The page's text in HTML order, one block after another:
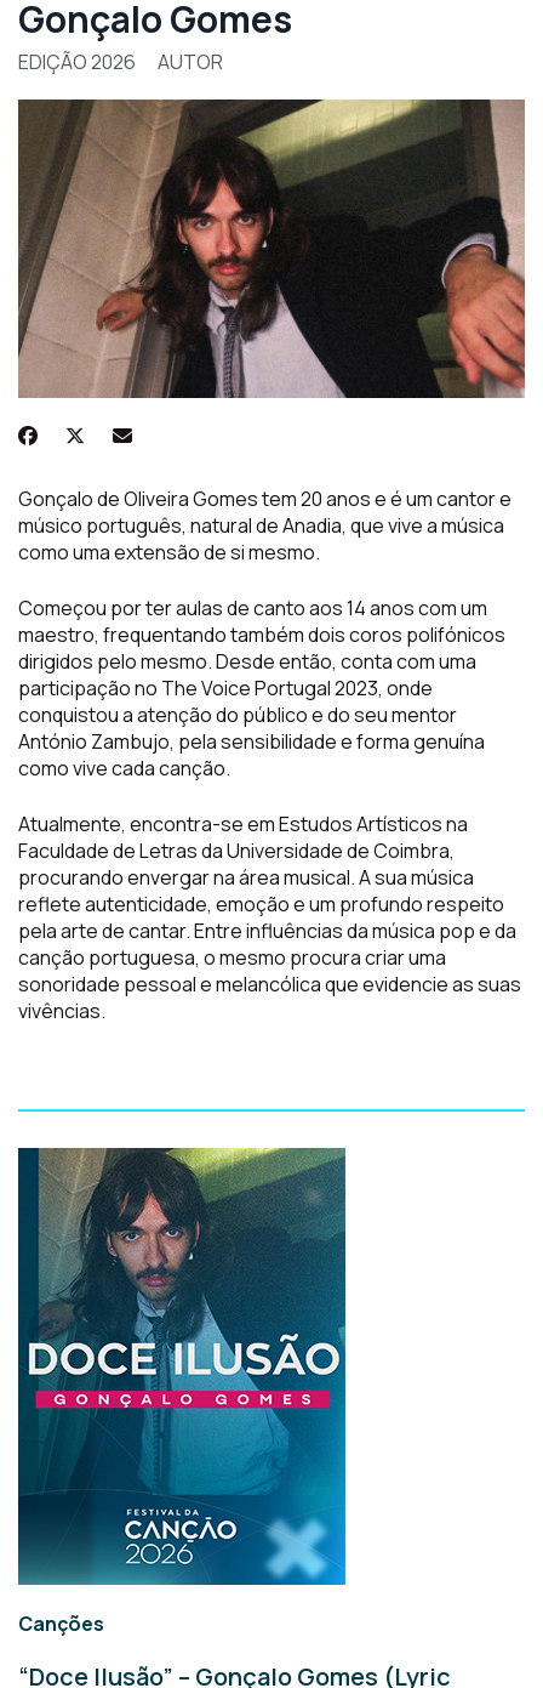
Gonçalo Gomes
EDIÇÃO 2026 AUTOR
Gonçalo de Oliveira Gomes tem 20 anos e é um cantor e
músico português, natural de Anadia, que vive a música
como uma extensão de si mesmo.
Começou por ter aulas de canto aos 14 anos com um
maestro, frequentando também dois coros polifónicos
dirigidos pelo mesmo. Desde então, conta com uma
participação no The Voice Portugal 2023, onde
conquistou a atenção do público e do seu mentor
António Zambujo, pela sensibilidade e forma genuína
como vive cada canção.
Atualmente, encontra-se em Estudos Artísticos na
Faculdade de Letras da Universidade de Coimbra,
procurando envergar na área musical. A sua música
reflete autenticidade, emoção e um profundo respeito
pela arte de cantar. Entre influências da música pop e da
canção portuguesa, o mesmo procura criar uma
sonoridade pessoal e melancólica que evidencie as suas
vivências.
Canções
“Doce Ilusão” – Gonçalo Gomes (Lyric